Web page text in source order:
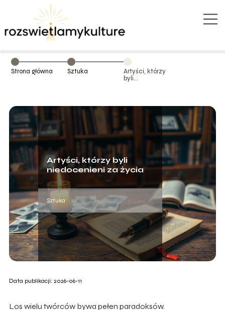
Strona główna Sztuka
Artyści, którzy
byli
Artyści, którzy byli
niedocenieni za życia
Sztuka
Data publikacji: 2026-06-11
Los wielu twórców bywa pełen paradoksów.